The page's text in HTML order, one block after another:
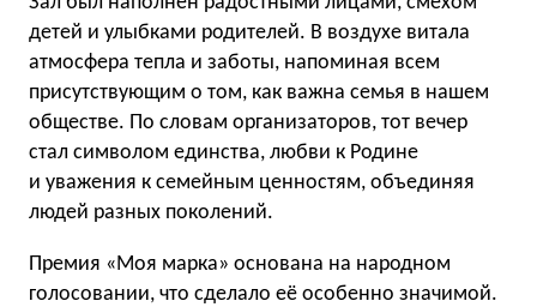
детей и улыбками родителей. В воздухе витала
атмосфера тепла и заботы, напоминая всем
присутствующим о том, как важна семья в нашем
обществе. По словам организаторов, тот вечер
стал символом единства, любви к Родине
и уважения к семейным ценностям, объединяя
людей разных поколений.
Премия «Моя марка» основана на народном
голосовании, что сделало её особенно значимой.